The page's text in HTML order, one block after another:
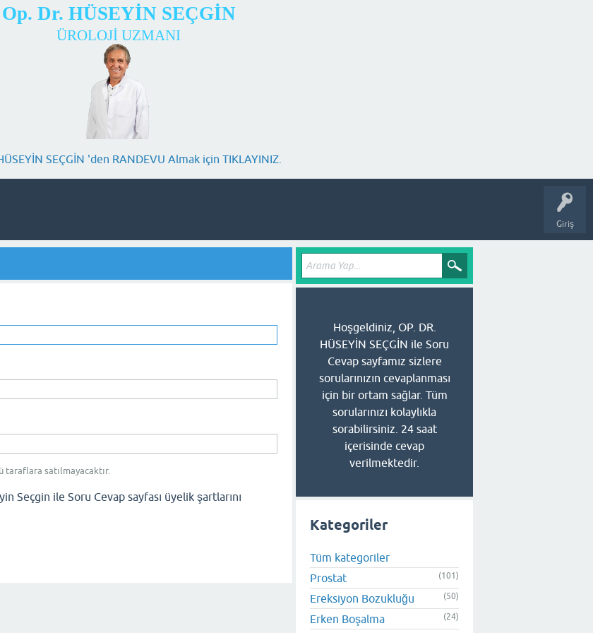
Op. Dr. HÜSEYİN SEÇGİN
ÜROLOJİ UZMANI
SEÇGİN 'den RANDEVU Almak için TIKLAYINIZ.
Giriş
taraflara satılmayacaktır.
Seçgin ile Soru Cevap sayfası üyelik şartlarını
Hoşgeldiniz, OP. DR.
HÜSEYİN SEÇGİN ile Soru
Cevap sayfamız sizlere
sorularınızın cevaplanması
için bir ortam sağlar. Tüm
sorularınızı kolaylıkla
sorabilirsiniz. 24 saat
içerisinde cevap
verilmektedir.
Kategoriler
Tüm kategoriler
Prostat
(101)
Ereksiyon Bozukluğu (50)
Erken Boşalma (24)